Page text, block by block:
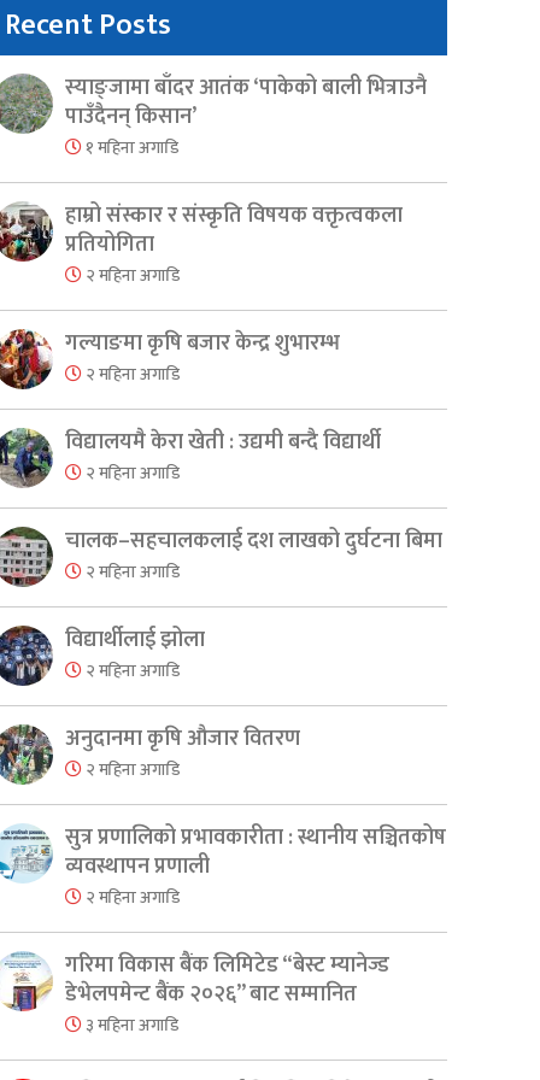
Recent Posts
स्याङ्जामा बाँदर आतंक ‘पाकेको बाली भित्राउनै
पाउँदैनन् किसान’
१ महिना अगाडि
हाम्रो संस्कार र संस्कृति विषयक वक्तृत्वकला
प्रतियोगिता
२ महिना अगाडि
गल्याङमा कृषि बजार केन्द्र शुभारम्भ
२ महिना अगाडि
विद्यालयमै केरा खेती : उद्यमी बन्दै विद्यार्थी
२ महिना अगाडि
चालक–सहचालकलाई दश लाखको दुर्घटना बिमा
२ महिना अगाडि
विद्यार्थीलाई झोला
२ महिना अगाडि
अनुदानमा कृषि औजार वितरण
२ महिना अगाडि
सुत्र प्रणालिको प्रभावकारीता : स्थानीय सञ्चितकोष
व्यवस्थापन प्रणाली
२ महिना अगाडि
गरिमा विकास बैंक लिमिटेड “बेस्ट म्यानेज्ड
डेभेलपमेन्ट बैंक २०२६” बाट सम्मानित
३ महिना अगाडि